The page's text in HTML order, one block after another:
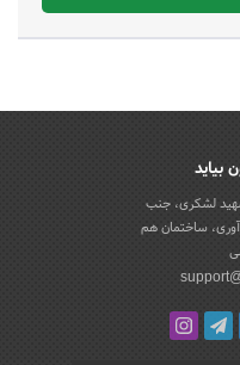
بیاید
شهید لشکری، جنب
ساختمان هم